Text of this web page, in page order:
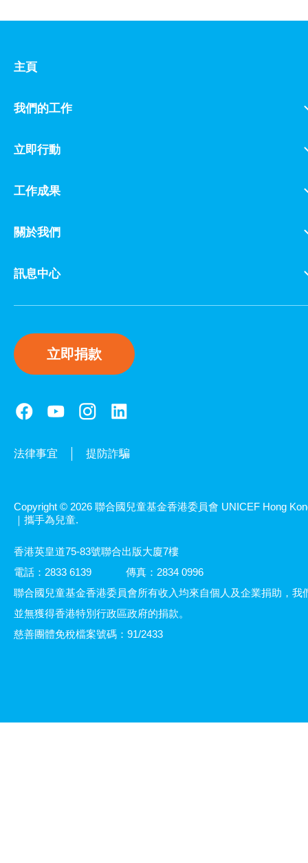
主頁
我們的工作
立即行動
工作成果
關於我們
訊息中心
立即捐款
法律事宜 提防詐騙
Copyright © 2026 聯合國兒童基金香港委員會 UNICEF Hong
｜攜手為兒童.
香港英皇道75-83號聯合出版大廈7樓
電話：2833 6139
傳真：2834 0996
聯合國兒童基金香港委員會所有收入均來自個人及企業捐助，我
並無獲得香港特別行政區政府的捐款。
慈善團體免稅檔案號碼：91/2433